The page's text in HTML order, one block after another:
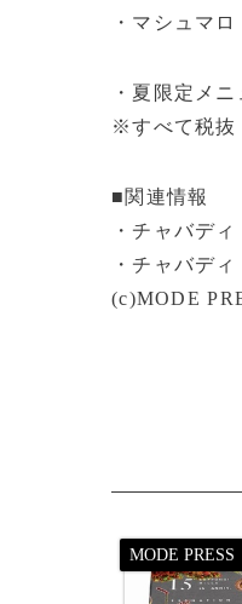
・マシュマ
・夏限定メ
※すべて税抜
■関連情報
・チャバデ
・チャバデ
(c)MODE